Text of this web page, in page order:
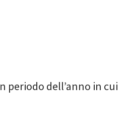
periodo dell’anno in cui